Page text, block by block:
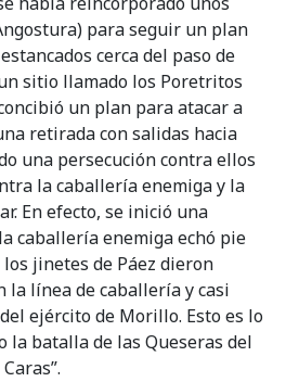
para seguir un plan
cerca del paso de
sitio llamado los Poretritos
un plan para atacar a
retirada con salidas hacia
una persecución contra ellos
la caballería enemiga y la
En efecto, se inició una
caballería enemiga echó pie
jinetes de Páez dieron
la línea de caballería y casi
ejército de Morillo. Esto es lo
la batalla de las Queseras del